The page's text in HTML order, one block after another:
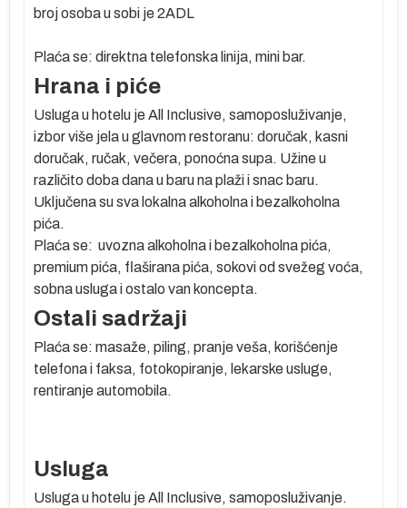
broj osoba u sobi je 2ADL
Plaća se: direktna telefonska linija, mini bar.
Hrana i piće
Usluga u hotelu je All Inclusive, samoposluživanje,
izbor više jela u glavnom restoranu: doručak, kasni
doručak, ručak, večera, ponoćna supa. Užine u
različito doba dana u baru na plaži i snac baru.
Uključena su sva lokalna alkoholna i bezalkoholna
pića.
Plaća se: uvozna alkoholna i bezalkoholna pića,
premium pića, flaširana pića, sokovi od svežeg voća,
sobna usluga i ostalo van koncepta.
Ostali sadržaji
Plaća se: masaže, piling, pranje veša, korišćenje
telefona i faksa, fotokopiranje, lekarske usluge,
rentiranje automobila.
Usluga
Usluga u hotelu je All Inclusive, samoposluživanje.